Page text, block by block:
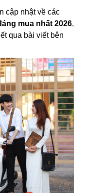
cập nhật về các
mua nhất 2026,
qua bài viết bên